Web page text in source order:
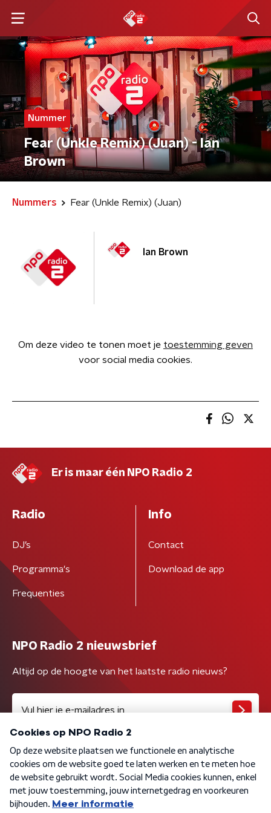
Nummer
Fear (Unkle Remix) (Juan) - Ian
Brown
Nummers Fear (Unkle Remix) (Juan)
Ian Brown
Om deze video te tonen moet je toestemming geven
voor social media cookies.
Er is maar één NPO Radio 2
Radio
DJ’s
Programma's
Frequenties
Info
Contact
Download de app
NPO Radio 2 nieuwsbrief
Altijd op de hoogte van het laatste radio nieuws?
Algemene voorwaarden